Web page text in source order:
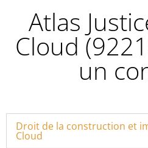
Atlas
Cloud
un
Droit de la construction et
Cloud